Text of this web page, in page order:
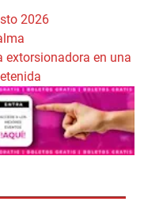
2026
extorsionadora en una